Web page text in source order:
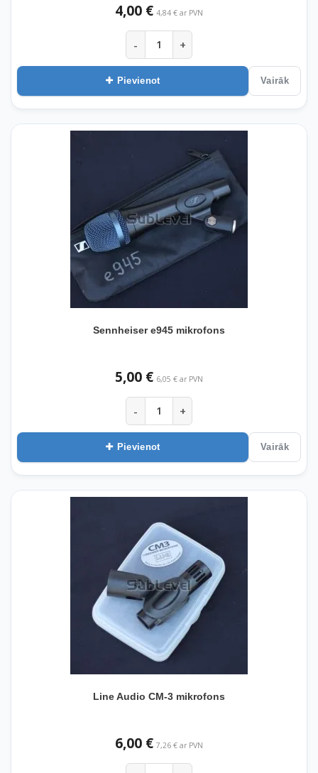
4,00 € 4,84 € ar PVN
- +
Pievienot Vairāk
Sennheiser e945 mikrofons
5,00 € 6,05 € ar PVN
- +
Pievienot Vairāk
Line Audio CM-3 mikrofons
6,00 € 7,26 € ar PVN